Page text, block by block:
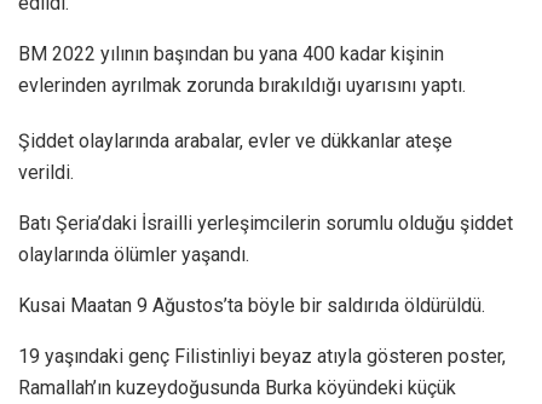
BM 2022 yılının başından bu yana 400 kadar kişinin
evlerinden ayrılmak zorunda bırakıldığı uyarısını yaptı.
Şiddet olaylarında arabalar, evler ve dükkanlar ateşe
verildi.
Batı Şeria’daki İsrailli yerleşimcilerin sorumlu olduğu şiddet
olaylarında ölümler yaşandı.
Kusai Maatan 9 Ağustos’ta böyle bir saldırıda öldürüldü.
19 yaşındaki genç Filistinliyi beyaz atıyla gösteren poster,
Ramallah’ın kuzeydoğusunda Burka köyündeki küçük